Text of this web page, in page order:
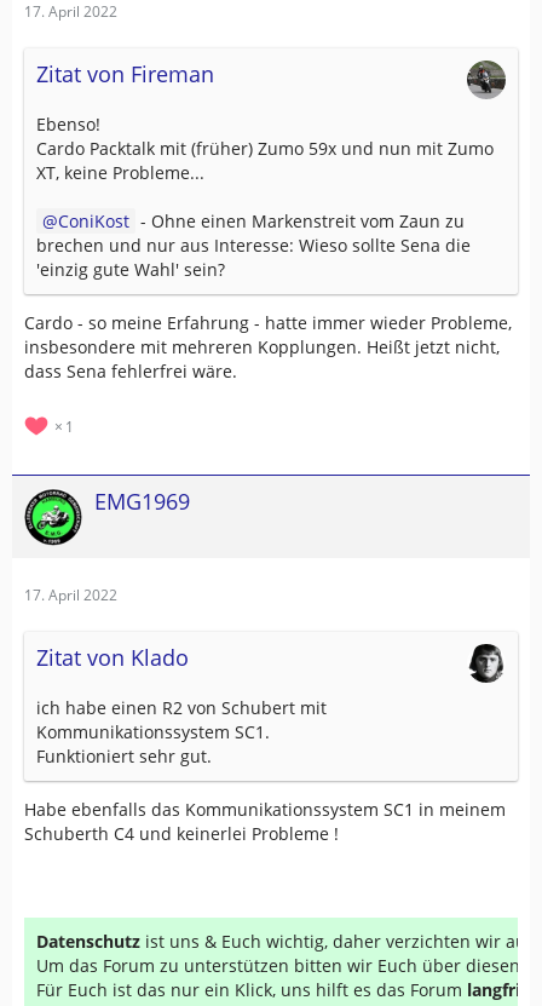
17. April 2022
Zitat von Fireman
Ebenso!
Cardo Packtalk mit (früher) Zumo 59x und nun mit Zumo
XT, keine Probleme...
ConiKost - Ohne einen Markenstreit vom Zaun zu
brechen und nur aus Interesse: Wieso sollte Sena die
'einzig gute Wahl' sein?
Cardo - so meine Erfahrung - hatte immer wieder Probleme,
insbesondere mit mehreren Kopplungen. Heißt jetzt nicht,
dass Sena fehlerfrei wäre.
1
EMG1969
17. April 2022
Zitat von Klado
ich habe einen R2 von Schubert mit
Kommunikationssystem SC1.
Funktioniert sehr gut.
Habe ebenfalls das Kommunikationssystem SC1 in meinem
Schuberth C4 und keinerlei Probleme !
Datenschutz ist uns & Euch wichtig, daher verzichten wir auf
Um das Forum zu unterstützen bitten wir Euch über diesen
Für Euch ist das nur ein Klick, uns hilft es das Forum